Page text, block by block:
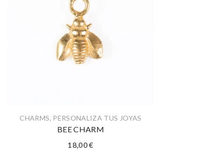
CHARMS, PERSONALIZA TUS JOYAS
BEE CHARM
18,00€